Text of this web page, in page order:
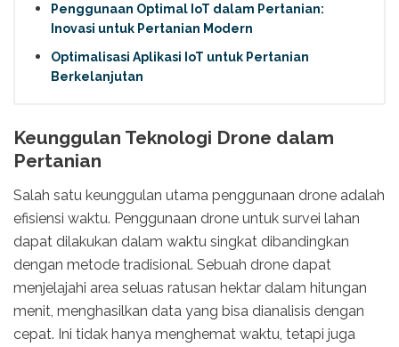
Penggunaan Optimal IoT dalam Pertanian:
Inovasi untuk Pertanian Modern
Optimalisasi Aplikasi IoT untuk Pertanian
Berkelanjutan
Keunggulan Teknologi Drone dalam
Pertanian
Salah satu keunggulan utama penggunaan drone adalah
efisiensi waktu. Penggunaan drone untuk survei lahan
dapat dilakukan dalam waktu singkat dibandingkan
dengan metode tradisional. Sebuah drone dapat
menjelajahi area seluas ratusan hektar dalam hitungan
menit, menghasilkan data yang bisa dianalisis dengan
cepat. Ini tidak hanya menghemat waktu, tetapi juga